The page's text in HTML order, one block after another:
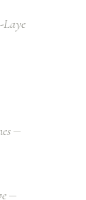
Laye